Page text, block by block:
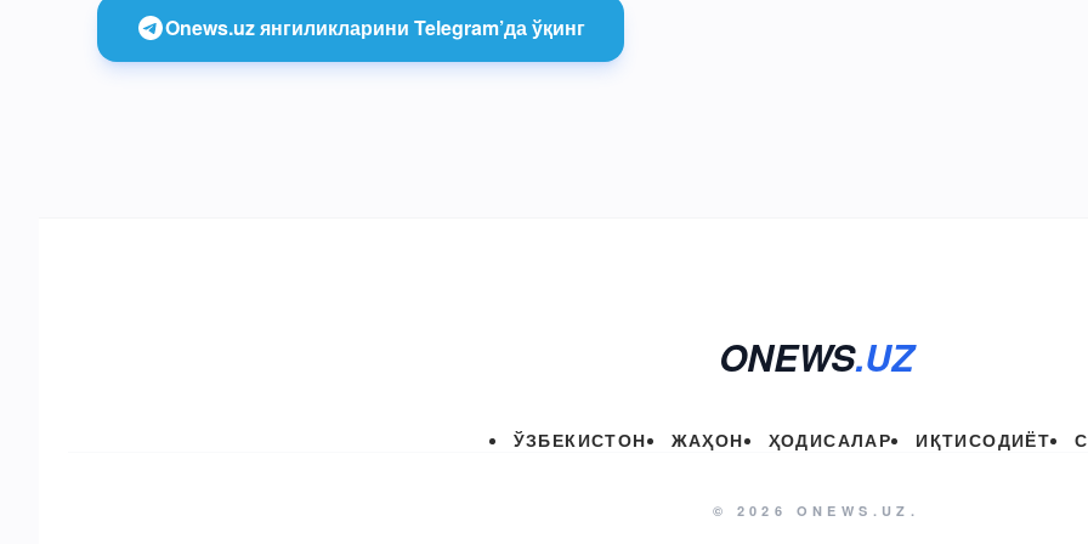
Onews.uz янгиликларини Telegram’да ўқинг
ONEWS.UZ
ЎЗБЕКИСТОН ЖАҲОН ҲОДИСАЛАР ИҚТИСОДИЁТ
© 2026 ONEWS.UZ.